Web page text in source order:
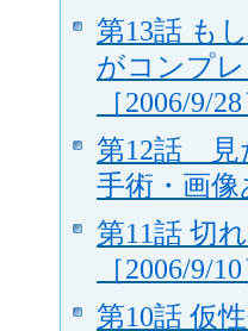
第13話 も
がコンプ
［2006/9/
第12話 見
手術・画
第11話 切
［2006/9/
第10話 仮